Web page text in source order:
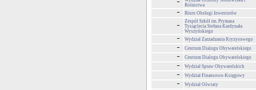
Rolnictwa
Biuro Obsługi Inwestorów
Zespół Szkół im. Prymasa
Tysiąclecia Stefana Kardynała
Wyszyńskiego
Wydział Zarzadzania Kryzysowego
Centrum Dialogu Obywatelskiego
Centrum Dialogu Obywatelskiego
Wydział Spraw Obywatelskich
Wydział Finansowo-Księgowy
Wydział Oświaty